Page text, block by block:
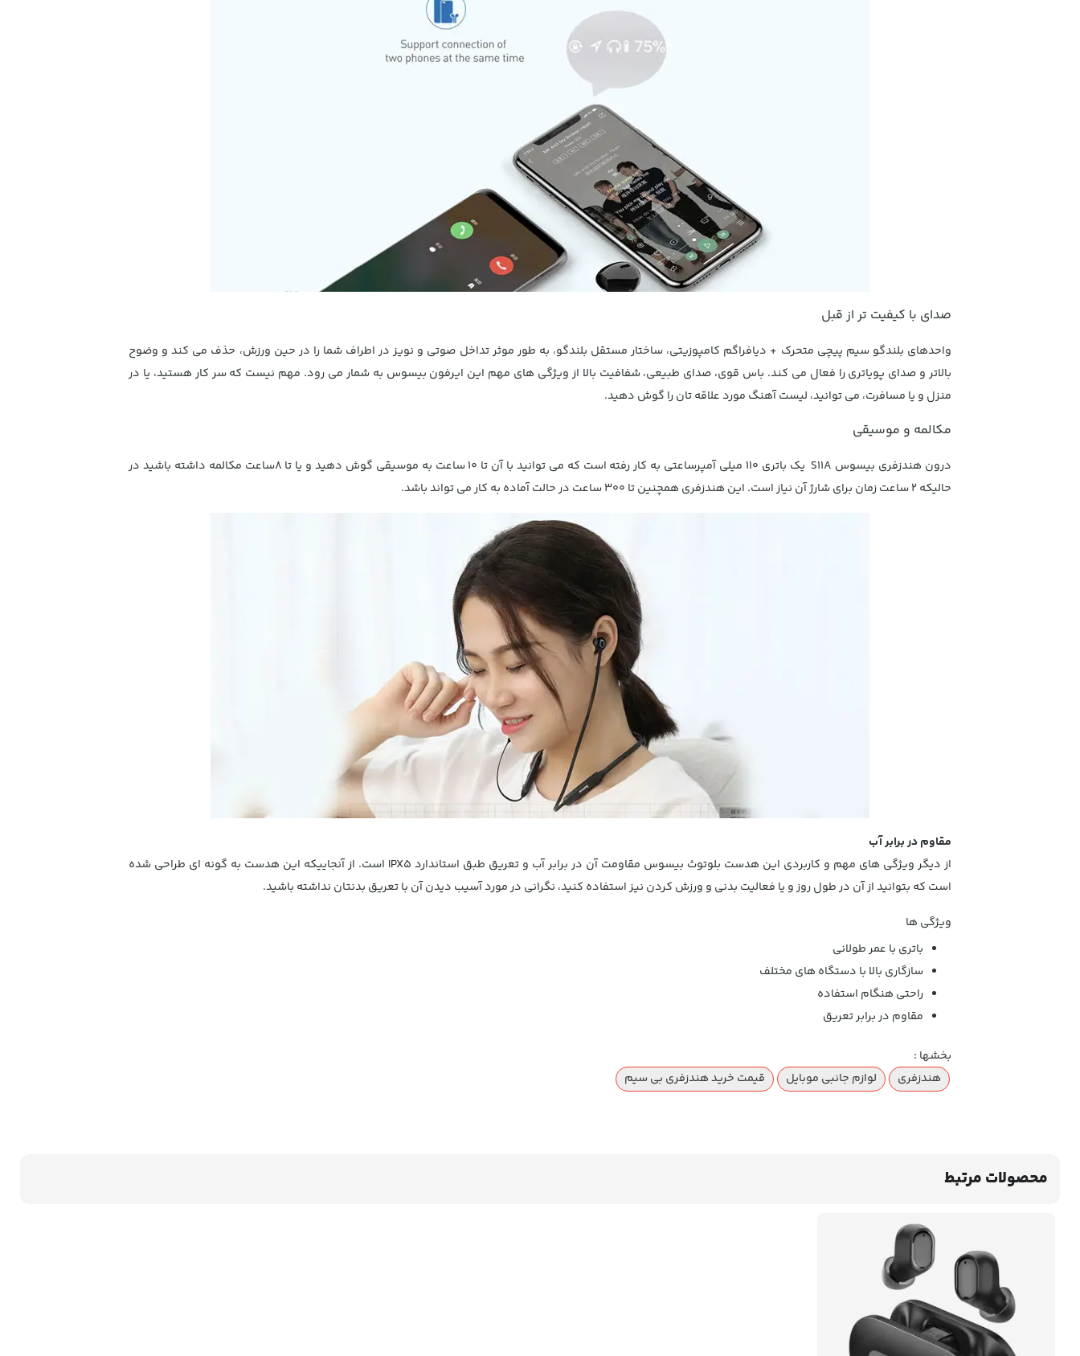
صدای با کیفیت تر از قبل
واحدهای بلندگو سیم پیچی متحرک + دیافراگم کامپوزیتی، ساختار مستقل بلندگو، به طور موثر تداخل صوتی و نویز در اطراف شما را در حین ورزش، حذف می کند و وضوح
بالاتر و صدای پویاتری را فعال می کند. باس قوی، صدای طبیعی، شفافیت بالا از ویژگی های مهم این ایرفون بیسوس به شمار می رود. مهم نیست که سر کار هستید، یا در
منزل و یا مسافرت، می توانید، لیست آهنگ مورد علاقه تان را گوش دهید.
مکالمه و موسیقی
درون هندزفری بیسوس S11A یک باتری 110 میلی آمپرساعتی به کار رفته است که می توانید با آن تا 10 ساعت به موسیقی گوش دهید و یا تا 8ساعت مکالمه داشته باشید در
حالیکه 2 ساعت زمان برای شارژ آن نیاز است. این هندزفری همچنین تا 300 ساعت در حالت آماده به کار می تواند باشد.
مقاوم در برابر آب
از دیگر ویژگی های مهم و کاربردی این هدست بلوتوث بیسوس مقاومت آن در برابر آب و تعریق طبق استاندارد IPX5 است. از آنجاییکه این هدست به گونه ای طراحی شده
است که بتوانید از آن در طول روز و یا فعالیت بدنی و ورزش کردن نیز استفاده کنید، نگرانی در مورد آسیب دیدن آن با تعریق بدنتان نداشته باشید.
ویژگی ها
باتری با عمر طولانی
سازگاری بالا با دستگاه های مختلف
راحتی هنگام استفاده
مقاوم در برابر تعریق
بخشها :
هندزفری
لوازم جانبی موبایل قیمت خرید هندزفری بی سیم
محصولات مرتبط